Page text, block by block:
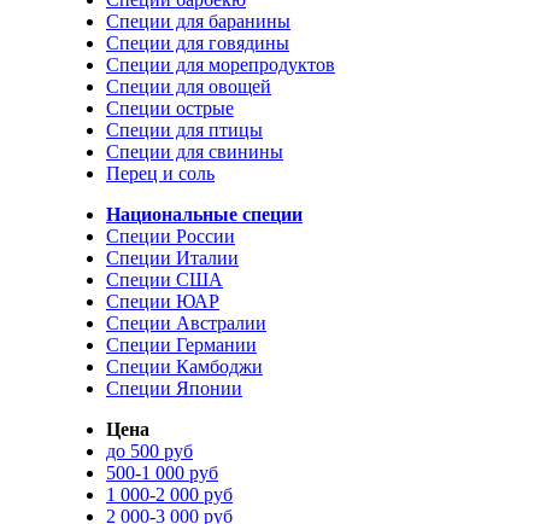
Специи для баранины
Специи для говядины
Специи для морепродуктов
Специи для овощей
Специи острые
Специи для птицы
Специи для свинины
Перец и соль
Национальные специи
Специи России
Специи Италии
Специи США
Специи ЮАР
Специи Австралии
Специи Германии
Специи Камбоджи
Специи Японии
Цена
до 500 руб
500-1 000 руб
1 000-2 000 руб
2 000-3 000 руб